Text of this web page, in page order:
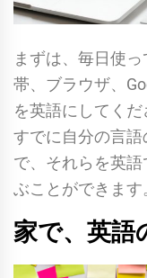
まずは、毎日使
帯、ブラウザ、
を英語にしてくだ
すでに自分の言
で、それらを英
ぶことができます
家で、英語